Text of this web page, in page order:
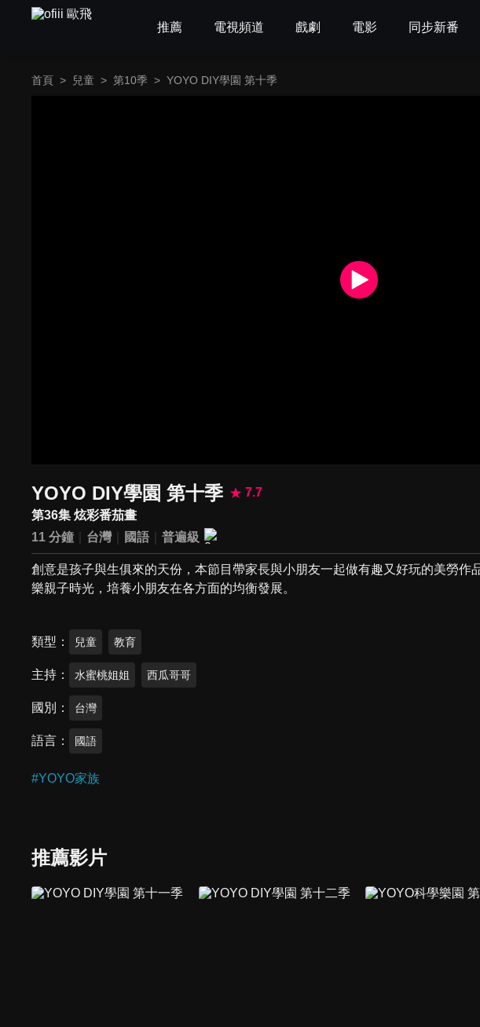
推薦 電視頻道 戲劇 電影 同步新番
首頁 > 兒童 > 第10季 > YOYO DIY學園 第十季
YOYO DIY學園 第十季
7.7
第36集 炫彩番茄畫
11 分鐘
台灣 國語 普遍級
創意是孩子與生俱來的天份，本節目帶家長與小朋友一起做有趣又好玩的美勞作
樂親子時光，培養小朋友在各方面的均衡發展。
類型 兒童 教育
主持 水蜜桃姐姐 西瓜哥哥
國別 台灣
語言 國語
#YOYO家族
推薦影片